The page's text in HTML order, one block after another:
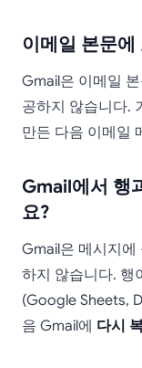
이메일 본문
Gmail은 이메일
공하지 않습니다.
만든 다음 이메일
Gmail에서 행
요?
Gmail은 메시지에
하지 않습니다. 행
(Google Sheets,
음 Gmail에 다시